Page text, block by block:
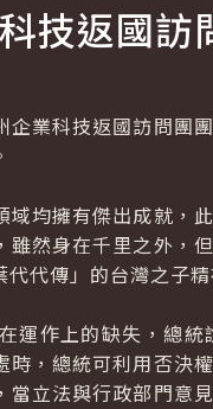
技返國訪
業科技返國訪問團
均擁有傑出成就，
然身在千里之外，
代傳」的台灣之子
作上的缺失，總統
，總統可利用否決
立法與行政部門意